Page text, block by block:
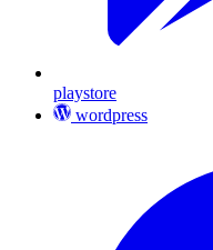
playstore
wordpress